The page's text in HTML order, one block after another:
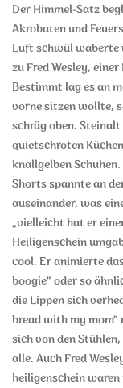
Der Himmel-Satz
Akrobaten und
Luft schwül waberte
zu Fred Wesley,
Bestimmt lag es an
vorne sitzen wollte,
schräg oben.
quietschroten
knallgelben
Shorts spannte an
auseinander, was
„vielleicht hat er
Heiligenschein
cool. Er animierte
boogie“ oder so
die Lippen sich
bread with my mom“
sich von den
alle. Auch Fred
heiligenschein